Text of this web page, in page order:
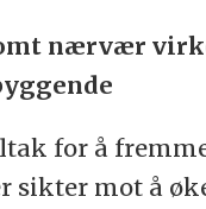
nærvær
for å
sikter mot å